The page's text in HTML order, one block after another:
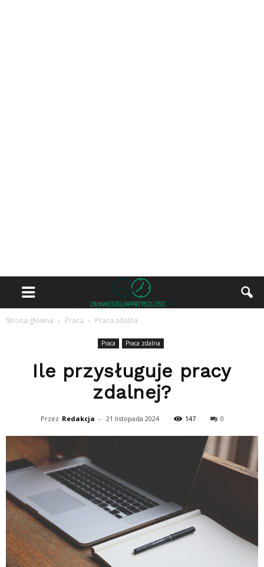
Strona główna Praca Praca zdalna
Praca Praca zdalna
Ile przysługuje pracy
zdalnej?
Przez Redakcja - 21 listopada 2024 147 0